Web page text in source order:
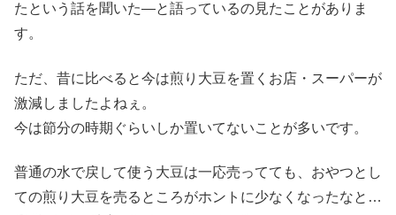
たという話を聞いた―と語っているの見たことがありま
す。
ただ、昔に比べると今は煎り大豆を置くお店・スーパーが
激減しましたよねぇ。
今は節分の時期ぐらいしか置いてないことが多いです。
普通の水で戻して使う大豆は一応売ってても、おやつとし
ての煎り大豆を売るところがホントに少なくなったなと…